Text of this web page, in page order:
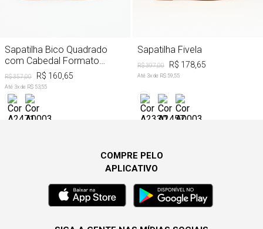
Sapatilha Bico Quadrado
com Cabedal Formato
Coração
R$ 357,00 R$ 160,65
Até 3x de R$ 53,55
Sapatilha Fivela
R$ 397,00 R$ 178,65
Até 3x de R$ 59,55
COMPRE PELO
APLICATIVO